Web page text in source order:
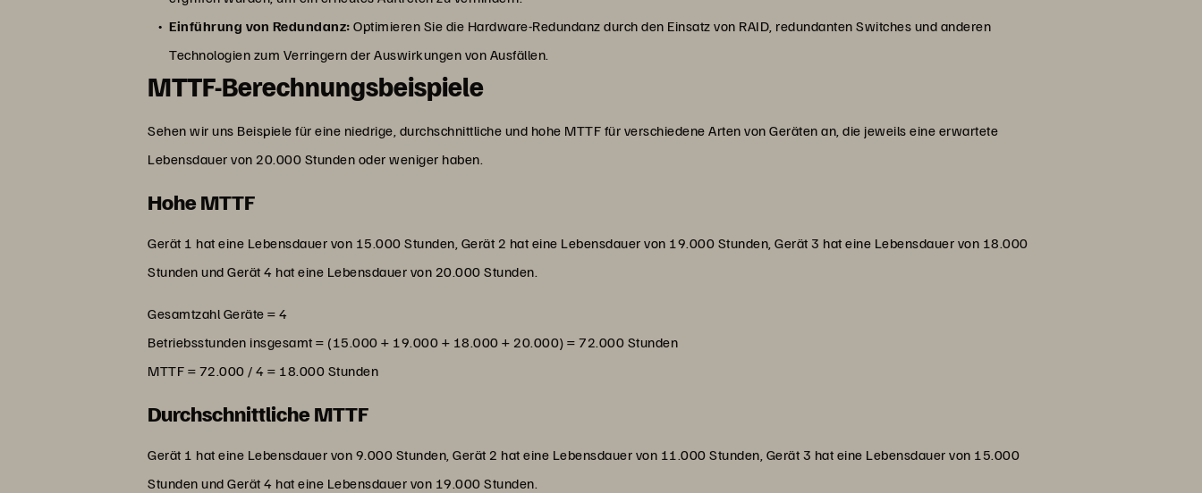
Einführung von Redundanz: Optimieren Sie die Hardware-Redundanz durch den Einsatz von RAID, redundanten Switches und anderen
Technologien zum Verringern der Auswirkungen von Ausfällen.
MTTF-Berechnungsbeispiele
Sehen wir uns Beispiele für eine niedrige, durchschnittliche und hohe MTTF für verschiedene Arten von Geräten an, die jeweils eine erwartete
Lebensdauer von 20.000 Stunden oder weniger haben.
Hohe MTTF
Gerät 1 hat eine Lebensdauer von 15.000 Stunden, Gerät 2 hat eine Lebensdauer von 19.000 Stunden, Gerät 3 hat eine Lebensdauer von 18.000
Stunden und Gerät 4 hat eine Lebensdauer von 20.000 Stunden.
Gesamtzahl Geräte = 4
Betriebsstunden insgesamt = (15.000 + 19.000 + 18.000 + 20.000) = 72.000 Stunden
MTTF = 72.000 / 4 = 18.000 Stunden
Durchschnittliche MTTF
Gerät 1 hat eine Lebensdauer von 9.000 Stunden, Gerät 2 hat eine Lebensdauer von 11.000 Stunden, Gerät 3 hat eine Lebensdauer von 15.000
Stunden und Gerät 4 hat eine Lebensdauer von 19.000 Stunden.